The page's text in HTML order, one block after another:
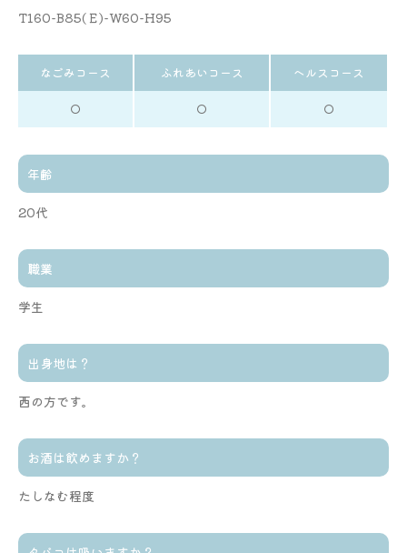
T160-B85(Ｅ)-W60-H95
なごみコース ふれあいコース ヘルスコース
◯ ◯ ◯
年齢
20代
職業
学生
出身地は？
西の方です。
お酒は飲めますか？
たしなむ程度